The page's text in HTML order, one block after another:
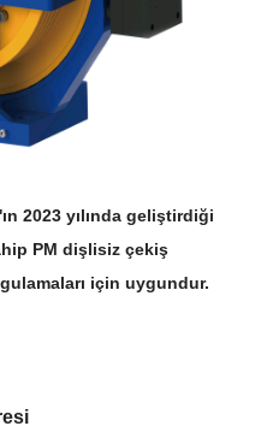
2023 yılında geliştirdiği
PM dişlisiz çekiş
için uygundur.